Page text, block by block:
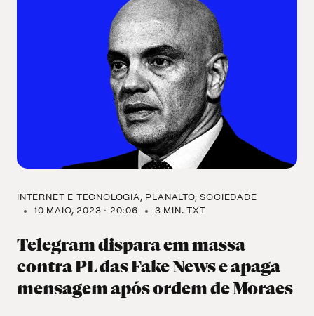
INTERNET E TECNOLOGIA PLANALTO SOCIEDADE
10 MAIO, 2023 · 20:06
3 MIN. TXT
Telegram dispara em massa
contra PL das Fake News e apaga
mensagem após ordem de Moraes